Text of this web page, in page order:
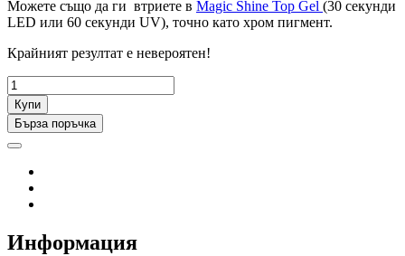
Можете също да ги втриете в Magic Shine Top Gel (30 секунди
LED или 60 секунди UV), точно като хром пигмент.
Крайният резултат е невероятен!
Купи
Бърза поръчка
Информация